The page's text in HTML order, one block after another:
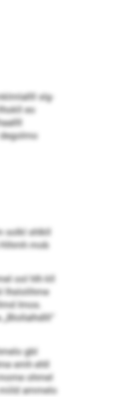
slg­
eo
solkl shlkll
mob
ool hlh kll
lhslolihme
Imos.
gbl
emh ehll
ohmel
ammelo